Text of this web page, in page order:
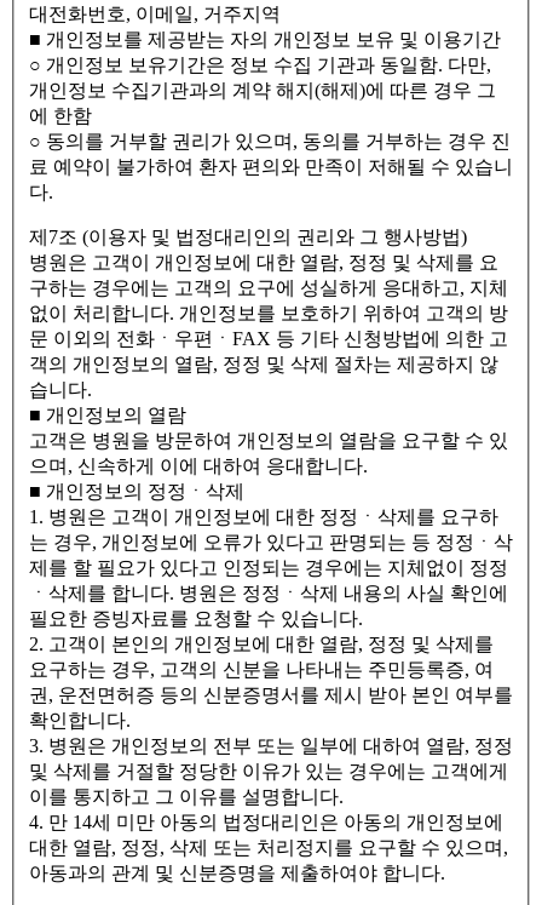
대전화번호, 이메일, 거주지역
■ 개인정보를 제공받는 자의 개인정보 보유 및 이용기간
○ 개인정보 보유기간은 정보 수집 기관과 동일함. 다만,
개인정보 수집기관과의 계약 해지(해제)에 따른 경우 그
에 한함
○ 동의를 거부할 권리가 있으며, 동의를 거부하는 경우 진
료 예약이 불가하여 환자 편의와 만족이 저해될 수 있습니
다.
제7조 (이용자 및 법정대리인의 권리와 그 행사방법)
병원은 고객이 개인정보에 대한 열람, 정정 및 삭제를 요
구하는 경우에는 고객의 요구에 성실하게 응대하고, 지체
없이 처리합니다. 개인정보를 보호하기 위하여 고객의 방
문 이외의 전화ㆍ우편ㆍFAX 등 기타 신청방법에 의한 고
객의 개인정보의 열람, 정정 및 삭제 절차는 제공하지 않
습니다.
■ 개인정보의 열람
고객은 병원을 방문하여 개인정보의 열람을 요구할 수 있
으며, 신속하게 이에 대하여 응대합니다.
■ 개인정보의 정정ㆍ삭제
1. 병원은 고객이 개인정보에 대한 정정ㆍ삭제를 요구하
는 경우, 개인정보에 오류가 있다고 판명되는 등 정정ㆍ삭
제를 할 필요가 있다고 인정되는 경우에는 지체없이 정정
ㆍ삭제를 합니다. 병원은 정정ㆍ삭제 내용의 사실 확인에
필요한 증빙자료를 요청할 수 있습니다.
2. 고객이 본인의 개인정보에 대한 열람, 정정 및 삭제를
요구하는 경우, 고객의 신분을 나타내는 주민등록증, 여
권, 운전면허증 등의 신분증명서를 제시 받아 본인 여부를
확인합니다.
3. 병원은 개인정보의 전부 또는 일부에 대하여 열람, 정정
및 삭제를 거절할 정당한 이유가 있는 경우에는 고객에게
이를 통지하고 그 이유를 설명합니다.
4. 만 14세 미만 아동의 법정대리인은 아동의 개인정보에
대한 열람, 정정, 삭제 또는 처리정지를 요구할 수 있으며,
아동과의 관계 및 신분증명을 제출하여야 합니다.